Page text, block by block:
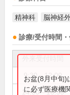
精神科 脳神経
診療/受付時間・
9:30～12:00
14:00～16:30
お盆(8月中旬)
に必ず医療機